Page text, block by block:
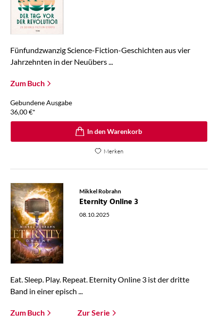
Fünfundzwanzig Science-Fiction-Geschichten aus vier
Jahrzehnten in der Neuübers ...
Zum Buch
Gebundene Ausgabe
36,00€*
In den Warenkorb
Merken
Mikkel Robrahn
Eternity Online 3
08.10.2025
Eat. Sleep. Play. Repeat. Eternity Online 3 ist der dritte
Band in einer episch ...
Zum Buch Zur Serie